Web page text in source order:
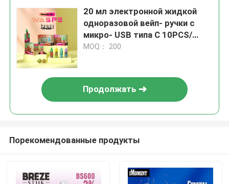
20 мл электронной жидкой
одноразовой вейп- ручки с
микро- USB типа C 10PCS/
дисплейная коробка
MOQ： 200
Продолжать
Порекомендованные продукты